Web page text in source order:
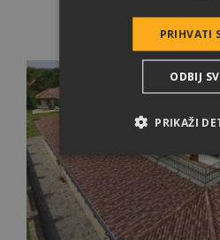
COPPO
PRIHVATI
ODBIJ
PRIKAŽI